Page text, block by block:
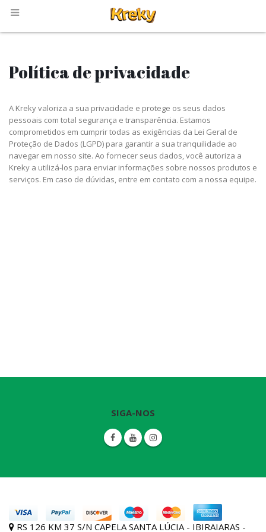
Política de privacidade
A Kreky valoriza a sua privacidade e protege os seus dados
pessoais com total segurança e transparência. Estamos
comprometidos em cumprir todas as exigências da Lei Geral de
Proteção de Dados (LGPD) para garantir a sua tranquilidade ao
navegar em nosso site. Ao fornecer seus dados, você autoriza a
Kreky a utilizá-los para enviar informações sobre nossos produtos e
serviços. Em caso de dúvidas, entre em contato com a nossa equipe.
SIGA-NOS
RS 126 KM 37 S/N CAPELA SANTA LÚCIA - IBIRAIARAS -